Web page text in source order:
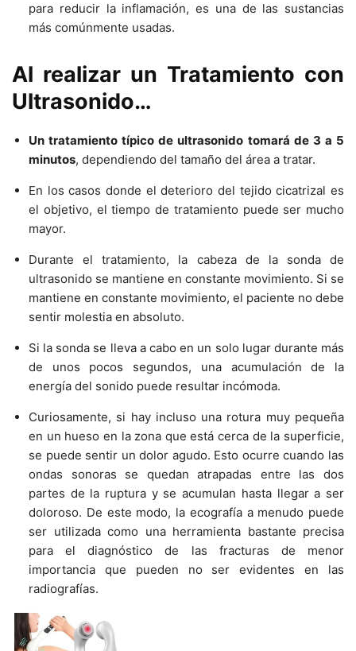
para reducir la inflamación, es una de las sustancias
más comúnmente usadas.
Al realizar un Tratamiento con
Ultrasonido…
Un tratamiento tí­pico de ultrasonido tomará de 3 a 5
minutos, dependiendo del tamaño del área a tratar.
En los casos donde el deterioro del tejido cicatrizal es
el objetivo, el tiempo de tratamiento puede ser mucho
mayor.
Durante el tratamiento, la cabeza de la sonda de
ultrasonido se mantiene en constante movimiento. Si se
mantiene en constante movimiento, el paciente no debe
sentir molestia en absoluto.
Si la sonda se lleva a cabo en un solo lugar durante más
de unos pocos segundos, una acumulación de la
energí­a del sonido puede resultar incómoda.
Curiosamente, si hay incluso una rotura muy pequeña
en un hueso en la zona que está cerca de la superficie,
se puede sentir un dolor agudo. Esto ocurre cuando las
ondas sonoras se quedan atrapadas entre las dos
partes de la ruptura y se acumulan hasta llegar a ser
doloroso. De este modo, la ecografí­a a menudo puede
ser utilizada como una herramienta bastante precisa
para el diagnóstico de las fracturas de menor
importancia que pueden no ser evidentes en las
radiografí­as.